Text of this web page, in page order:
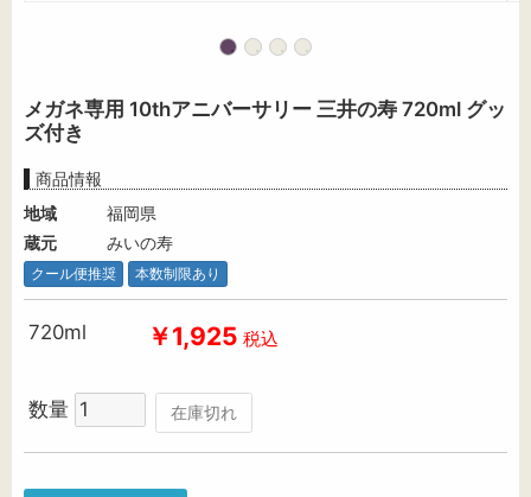
メガネ専用 10thアニバーサリー 三井の寿 720ml グッ
ズ付き
商品情報
地域
福岡県
蔵元
みいの寿
クール便推奨 本数制限あり
720ml ￥1,925 税込
数量 在庫切れ